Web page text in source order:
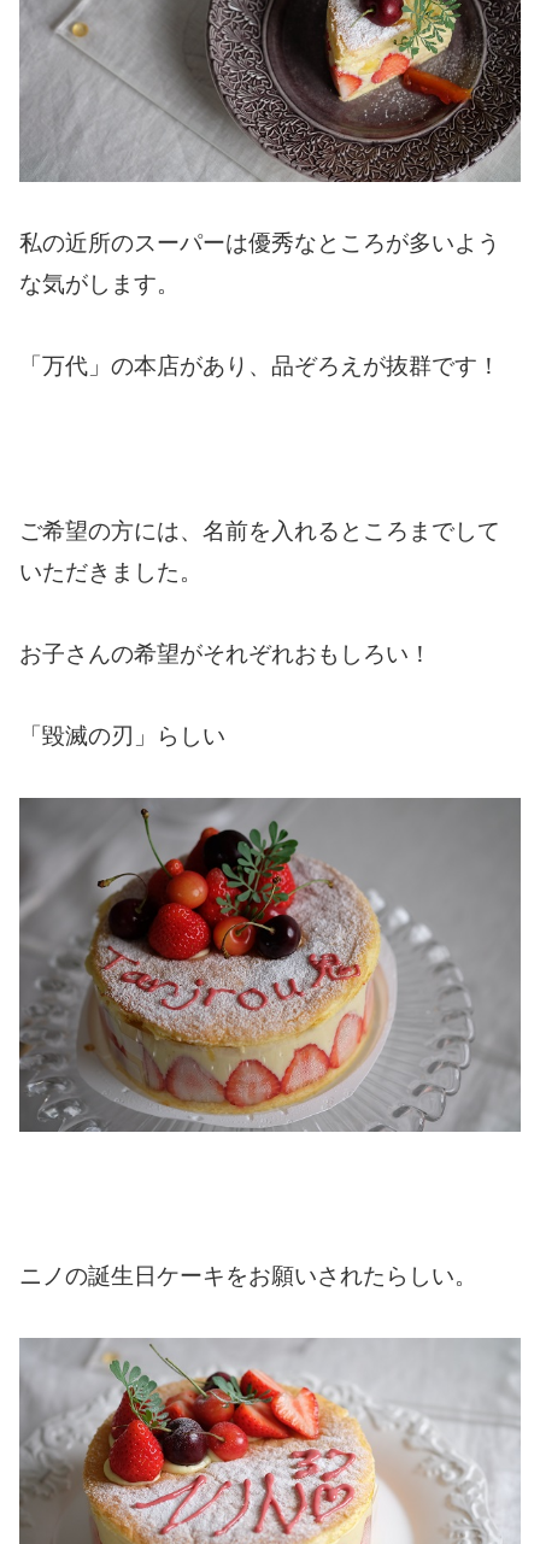
私の近所のスーパーは優秀なところが多いよう
な気がします。
「万代」の本店があり、品ぞろえが抜群です！
ご希望の方には、名前を入れるところまでして
いただきました。
お子さんの希望がそれぞれおもしろい！
「毀滅の刃」らしい
ニノの誕生日ケーキをお願いされたらしい。